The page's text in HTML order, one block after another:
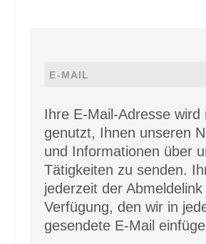
Ihre E-Mail-Adresse wird
genutzt, Ihnen unseren
und Informationen über
Tätigkeiten zu senden.
jederzeit der
Verfügung, den wir in
gesendete E-Mail